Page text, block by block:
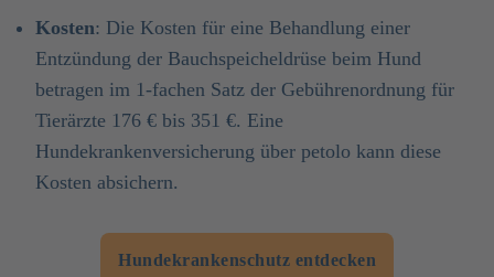
Kosten: Die Kosten für eine Behandlung einer
Entzündung der Bauchspeicheldrüse beim Hund
betragen im 1-fachen Satz der Gebührenordnung für
Tierärzte 176 € bis 351 €. Eine
Hundekrankenversicherung über petolo kann diese
Kosten absichern.
Hundekrankenschutz entdecken